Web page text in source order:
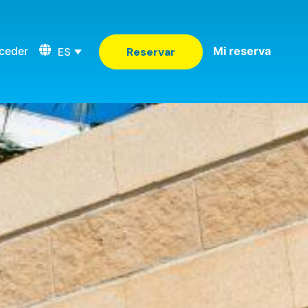
ES Reservar Mi reserva